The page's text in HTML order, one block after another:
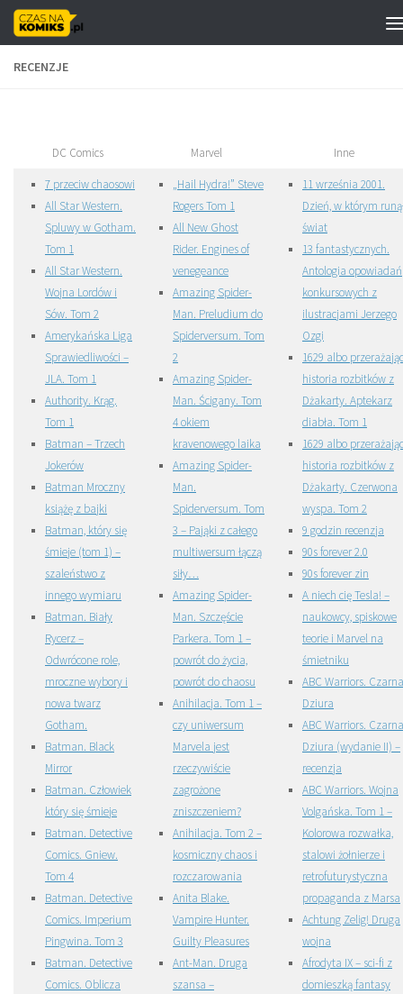
Skip to content
RECENZJE
DC Comics Marvel Inne
7 przeciw chaosowi
All Star Western.
Spluwy w Gotham.
Tom 1
All Star Western.
Wojna Lordów i
Sów. Tom 2
Amerykańska Liga
Sprawiedliwości –
JLA. Tom 1
Authority. Krąg.
Tom 1
Batman – Trzech
Jokerów
Batman Mroczny
książę z bajki
Batman, który się
śmieje (tom 1) –
szaleństwo z
innego wymiaru
Batman. Biały
Rycerz –
Odwrócone role,
mroczne wybory i
nowa twarz
Gotham.
Batman. Black
Mirror
Batman. Człowiek
który się śmieje
Batman. Detective
Comics. Gniew.
Tom 4
Batman. Detective
Comics. Imperium
Pingwina. Tom 3
Batman. Detective
Comics. Oblicza
„Hail Hydra!” Steve
Rogers Tom 1
All New Ghost
Rider. Engines of
venegeance
Amazing Spider-
Man. Preludium do
Spiderversum. Tom
2
Amazing Spider-
Man. Ścigany. Tom
4 okiem
kravenowego laika
Amazing Spider-
Man.
Spiderversum. Tom
3 – Pająki z całego
multiwersum łączą
siły…
Amazing Spider-
Man. Szczęście
Parkera. Tom 1 –
powrót do życia,
powrót do chaosu
Anihilacja. Tom 1 –
czy uniwersum
Marvela jest
rzeczywiście
zagrożone
zniszczeniem?
Anihilacja. Tom 2 –
kosmiczny chaos i
rozczarowania
Anita Blake.
Vampire Hunter.
Guilty Pleasures
Ant-Man. Druga
szansa –
11 września 2001.
Dzień, w którym
świat
13 fantastycznych.
Antologia opowiadań
konkursowych z
ilustracjami Jerzego
Ozgi
1629 albo
historia rozbitków z
Dżakarty. Aptekarz
diabła. Tom 1
1629 albo
historia rozbitków z
Dżakarty. Czerwona
wyspa. Tom 2
9 godzin recenzja
90s forever 2.0
90s forever zin
A niech cię Tesla! –
naukowcy, spiskowe
teorie i Marvel na
śmietniku
ABC Warriors. Czarna
Dziura
ABC Warriors. Czarna
Dziura (wydanie II) –
recenzja
ABC Warriors. Wojna
Volgańska. Tom 1 –
Kolorowa rozwałka,
stalowi żołnierze i
retrofuturystyczna
propaganda z Marsa
Achtung Zelig! Druga
wojna
Afrodyta IX – sci-fi z
domieszką fantasy